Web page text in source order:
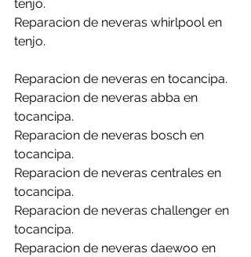
tenjo.
Reparacion de neveras whirlpool en
tenjo.
Reparacion de neveras en tocancipa.
Reparacion de neveras abba en
tocancipa.
Reparacion de neveras bosch en
tocancipa.
Reparacion de neveras centrales en
tocancipa.
Reparacion de neveras challenger en
tocancipa.
Reparacion de neveras daewoo en